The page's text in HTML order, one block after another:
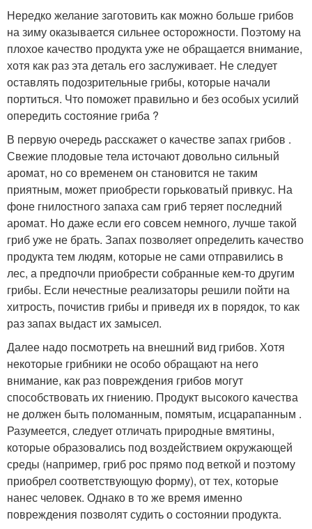
Нередко желание заготовить как можно больше грибов
на зиму оказывается сильнее осторожности. Поэтому на
плохое качество продукта уже не обращается внимание,
хотя как раз эта деталь его заслуживает. Не следует
оставлять подозрительные грибы, которые начали
портиться. Что поможет правильно и без особых усилий
опередить состояние гриба ?
В первую очередь расскажет о качестве запах грибов .
Свежие плодовые тела источают довольно сильный
аромат, но со временем он становится не таким
приятным, может приобрести горьковатый привкус. На
фоне гнилостного запаха сам гриб теряет последний
аромат. Но даже если его совсем немного, лучше такой
гриб уже не брать. Запах позволяет определить качество
продукта тем людям, которые не сами отправились в
лес, а предпочли приобрести собранные кем-то другим
грибы. Если нечестные реализаторы решили пойти на
хитрость, почистив грибы и приведя их в порядок, то как
раз запах выдаст их замысел.
Далее надо посмотреть на внешний вид грибов. Хотя
некоторые грибники не особо обращают на него
внимание, как раз повреждения грибов могут
способствовать их гниению. Продукт высокого качества
не должен быть поломанным, помятым, исцарапанным .
Разумеется, следует отличать природные вмятины,
которые образовались под воздействием окружающей
среды (например, гриб рос прямо под веткой и поэтому
приобрел соответствующую форму), от тех, которые
нанес человек. Однако в то же время именно
повреждения позволят судить о состоянии продукта.